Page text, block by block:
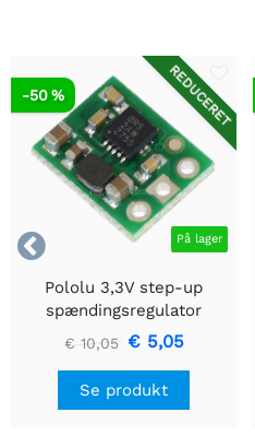

REDUCERET
På lager
-50 %
Pololu 3,3V step-up
spændingsregulator
U1V10F3
€ 10,05 € 5,05
Se produkt